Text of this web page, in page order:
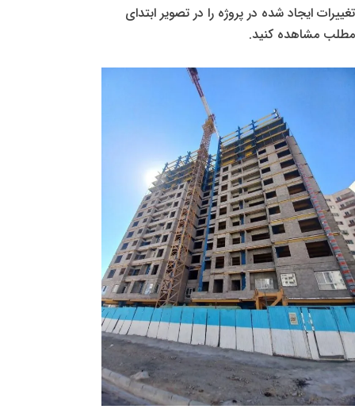
تغییرات ایجاد شده در پروژه را در تصویر ابتدای
مطلب مشاهده کنید.